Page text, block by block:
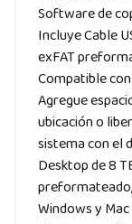
Software de
Incluye Cable
exFAT
Compatible
Agregue
ubicación o
sistema con el
Desktop de 8
Windows y